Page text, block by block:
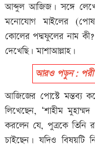
আব্দুল আজিজ। সঙ্গে
মনোযোগ মাইলের
কোলের পদ্মফুলের নাম
দেখেছি। মাশাআল্লাহ।
আরও পড়ুন: পরী
আজিজের পোস্টে মন্তব্য
লিখেছেন, ‘শাহীম
করলেন যে, পুত্রকে তিনি
চাইছেন। যদিও বিষয়টি